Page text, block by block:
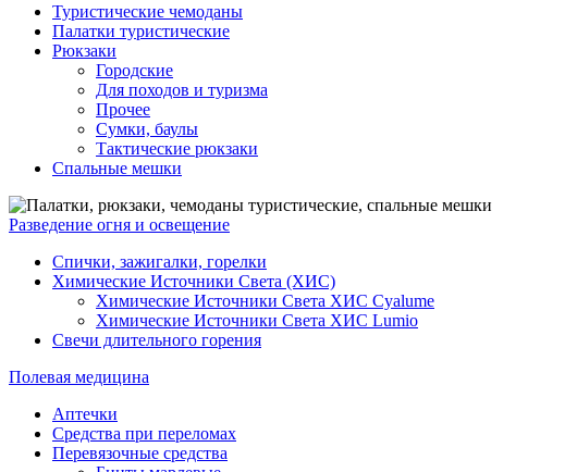
Туристические чемоданы
Палатки туристические
Рюкзаки
Городские
Для походов и туризма
Прочее
Сумки, баулы
Тактические рюкзаки
Спальные мешки
Разведение огня и освещение
Спички, зажигалки, горелки
Химические Источники Света (ХИС)
Химические Источники Света ХИС Cyalume
Химические Источники Света ХИС Lumio
Свечи длительного горения
Полевая медицина
Аптечки
Средства при переломах
Перевязочные средства